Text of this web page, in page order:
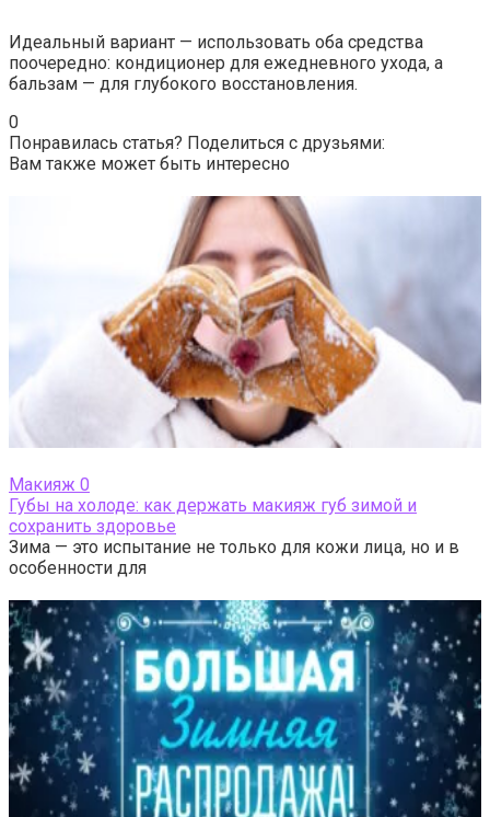
Идеальный вариант — использовать оба средства
поочередно: кондиционер для ежедневного ухода, а
бальзам — для глубокого восстановления.
0
Понравилась статья? Поделиться с друзьями:
Вам также может быть интересно
Макияж 0
Губы на холоде: как держать макияж губ зимой и
сохранить здоровье
Зима — это испытание не только для кожи лица, но и в
особенности для